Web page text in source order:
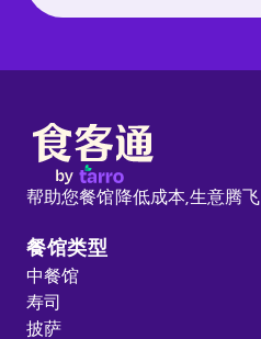
帮助您餐馆降低成本,生意腾飞
餐馆类型
中餐馆
寿司
披萨